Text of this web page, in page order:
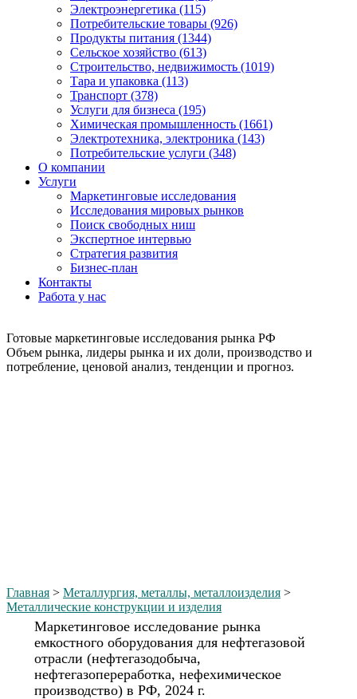
Электроэнергетика (115)
Потребительские товары (926)
Продукты питания (1344)
Сельское хозяйство (613)
Строительство, недвижимость (1019)
Тара и упаковка (113)
Транспорт (378)
Услуги для бизнеса (195)
Химическая промышленность (1661)
Электротехника, электроника (143)
Потребительские услуги (348)
О компании
Услуги
Маркетинговые исследования
Исследования мировых рынков
Поиск свободных ниш
Экспертное интервью
Стратегия развития
Бизнес-план
Контакты
Работа у нас
Готовые маркетинговые исследования рынка РФ
Объем рынка, лидеры рынка и их доли, производство и
потребление, ценовой анализ, тенденции и прогноз.
Главная > Металлургия, металлы, металлоизделия >
Металлические конструкции и изделия
Маркетинговое исследование рынка
емкостного оборудования для нефтегазовой
отрасли (нефтегазодобыча,
нефтегазопереработка, нефехимическое
производство) в РФ, 2024 г.